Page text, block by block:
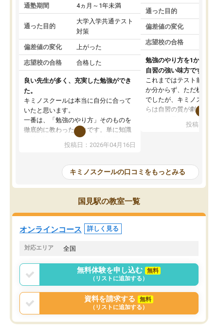
通塾期間 4ヵ月～1年未満
通った目的
大学入学共通テスト
対策
偏差値の変化 上がった
志望校の合格 合格した
良い先生が多く、充実した勉強ができ
た。
キミノスクールは本当に自分に合って
いたと思います。
一番は、「勉強のやり方」そのものを
徹底的に教わったことです。単に知識
を詰め込むのではなく、自学自習の習
慣が身につくよう並走してくれるの
はなくなりました。
講師の方との距離も近く、親身なコー
チングのおかげで、停滞期もモチベー
ションを維持できました。「やらされ
る勉強」から「目標のための勉強」へ
意識が変わったことが、目標校への合
投稿日：2026年04月16日
通った目的
偏差値の変化
志望校の合格
勉強のやり方を1から教
自習の強い味方です。
これまではテスト前に何
か分からず、ただ机に座
でしたが、キミノスクー
らは自習の質が劇的に変
を明確にしてくれるの
の仕方をコーチングして
ルなので、家での学習習
身につきました。結果と
た。自分から学ぶ姿勢を
投稿日：
キミノスクールの口コミをもっとみる
国見駅の教室一覧
オンラインコース 詳しく見る
対応エリア 全国
無料体験を申し込む
無料
（リストに追加する）
資料を請求する
無料
（リストに追加する）